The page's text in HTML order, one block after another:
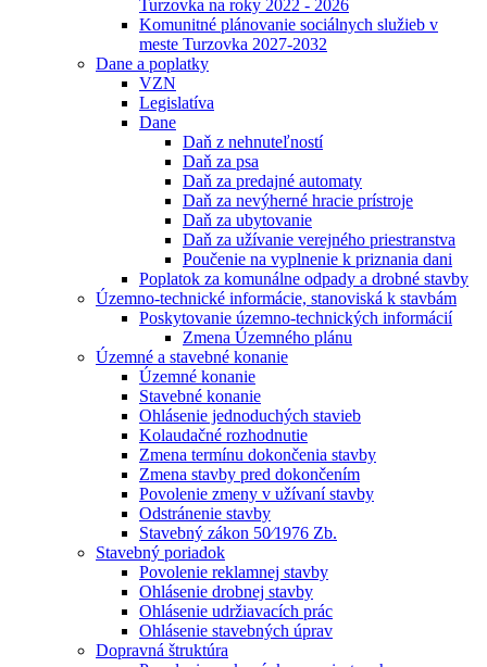
Turzovka na roky 2022 - 2026
Komunitné plánovanie sociálnych služieb v
meste Turzovka 2027-2032
Dane a poplatky
VZN
Legislatíva
Dane
Daň z nehnuteľností
Daň za psa
Daň za predajné automaty
Daň za nevýherné hracie prístroje
Daň za ubytovanie
Daň za užívanie verejného priestranstva
Poučenie na vyplnenie k priznania dani
Poplatok za komunálne odpady a drobné stavby
Územno-technické informácie, stanoviská k stavbám
Poskytovanie územno-technických informácií
Zmena Územného plánu
Územné a stavebné konanie
Územné konanie
Stavebné konanie
Ohlásenie jednoduchých stavieb
Kolaudačné rozhodnutie
Zmena termínu dokončenia stavby
Zmena stavby pred dokončením
Povolenie zmeny v užívaní stavby
Odstránenie stavby
Stavebný zákon 50⁄1976 Zb.
Stavebný poriadok
Povolenie reklamnej stavby
Ohlásenie drobnej stavby
Ohlásenie udržiavacích prác
Ohlásenie stavebných úprav
Dopravná štruktúra